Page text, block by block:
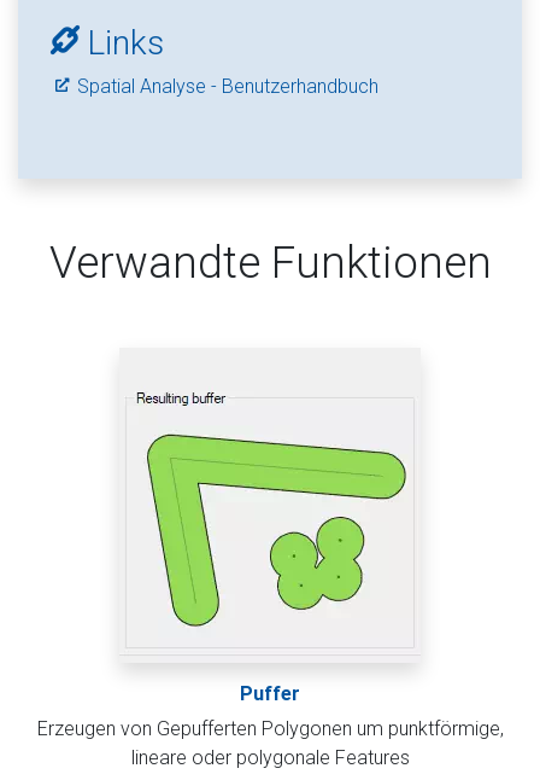
Links
Spatial Analyse - Benutzerhandbuch
Verwandte Funktionen
Puffer
Erzeugen von Gepufferten Polygonen um punktförmige,
lineare oder polygonale Features